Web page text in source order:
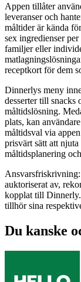
Appen tillåter
leveranser och
måltider är kända
sex ingredienser
familjer eller
receptkort för dem
Dinnerlys meny
desserter till snacks
måltidslösning.
plats, kan
måltidsval via
prisvärt sätt att
måltidsplanering
Ansvarsfriskrivning:
auktoriserat av,
kopplat till
tillhör sina
Du kanske